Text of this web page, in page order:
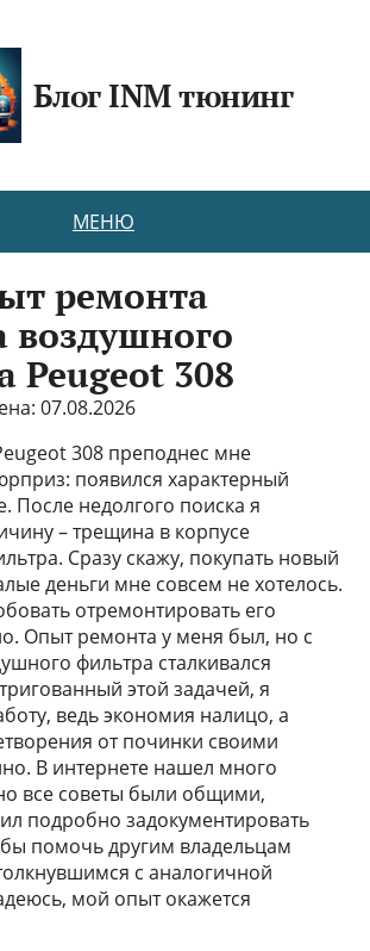
Блог INM тюнинг
МЕНЮ
ремонта
воздушного
Peugeot 308
07.08.2026
308 преподнес мне
появился характерный
После недолгого поиска я
– трещина в корпусе
Сразу скажу, покупать новый
деньги мне совсем не хотелось.
отремонтировать его
Опыт ремонта у меня был, но с
фильтра сталкивался
этой задачей, я
ведь экономия налицо, а
от починки своими
В интернете нашел много
все советы были общими,
подробно задокументировать
помочь другим владельцам
с аналогичной
мой опыт окажется